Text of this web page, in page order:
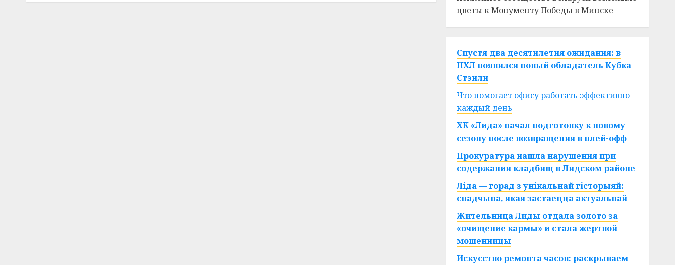
цветы к Монументу Победы в Минске
Спустя два десятилетия ожидания: в
НХЛ появился новый обладатель Кубка
Стэнли
Что помогает офису работать эффективно
каждый день
ХК «Лида» начал подготовку к новому
сезону после возвращения в плей-офф
Прокуратура нашла нарушения при
содержании кладбищ в Лидском районе
Ліда — горад з унікальнай гісторыяй:
спадчына, якая застаецца актуальнай
Жительница Лиды отдала золото за
«очищение кармы» и стала жертвой
мошенницы
Искусство ремонта часов: раскрываем